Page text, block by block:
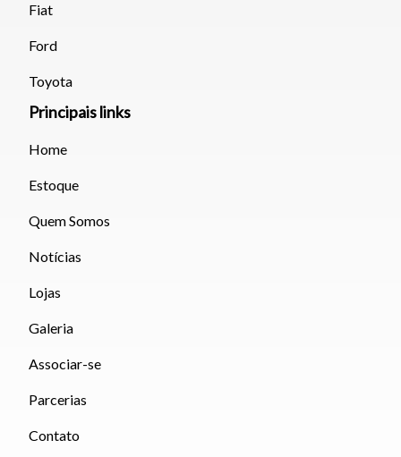
atalhos Ctrl+ (para aumentar) e Ctrl- (para diminuir) no seu
Fiat
Ford
Toyota
Principais links
Home
Estoque
Quem Somos
Notícias
Lojas
Galeria
Associar-se
Parcerias
Contato